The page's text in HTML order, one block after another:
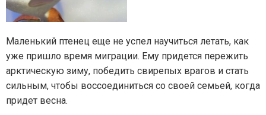
Маленький птенец еще не успел научиться летать, как
уже пришло время миграции. Ему придется пережить
арктическую зиму, победить свирепых врагов и стать
сильным, чтобы воссоединиться со своей семьей, когда
придет весна.